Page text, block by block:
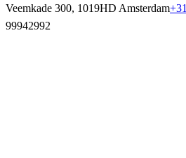
Veemkade 300, 1019HD Amsterdam
99942992